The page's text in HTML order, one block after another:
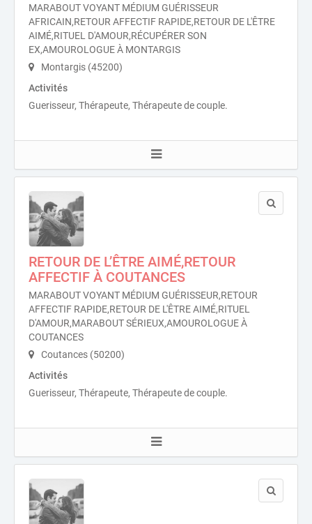
MARABOUT VOYANT MÉDIUM GUÉRISSEUR
AFRICAIN,RETOUR AFFECTIF RAPIDE,RETOUR DE L'ÊTRE
AIMÉ,RITUEL D'AMOUR,RÉCUPÉRER SON
EX,AMOUROLOGUE À MONTARGIS
Montargis (45200)
Activités
Guerisseur, Thérapeute, Thérapeute de couple.
RETOUR DE L’ÊTRE AIMÉ,RETOUR
AFFECTIF À COUTANCES
MARABOUT VOYANT MÉDIUM GUÉRISSEUR,RETOUR
AFFECTIF RAPIDE,RETOUR DE L'ÊTRE AIMÉ,RITUEL
D'AMOUR,MARABOUT SÉRIEUX,AMOUROLOGUE À
COUTANCES
Coutances (50200)
Activités
Guerisseur, Thérapeute, Thérapeute de couple.